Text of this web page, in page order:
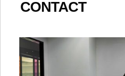
CONTACT